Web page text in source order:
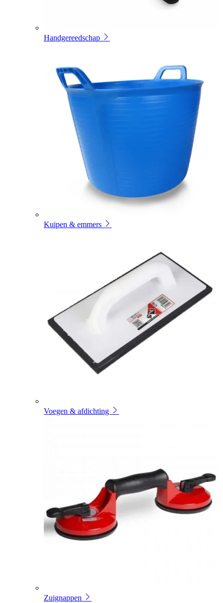
Handgereedschap
Kuipen & emmers
Voegen & afdichting
Zuignappen